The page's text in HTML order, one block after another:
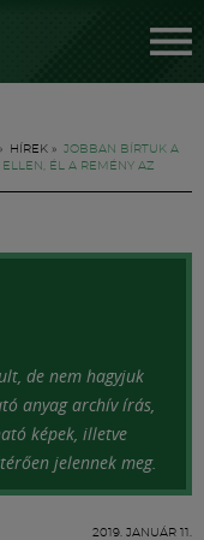
HÍREK » JOBBAN BÍRTUK A
ÉL A REMÉNY AZ
de nem hagyjuk
anyag archív írás,
képek, illetve
jelennek meg.
2019. JANUÁR 11.